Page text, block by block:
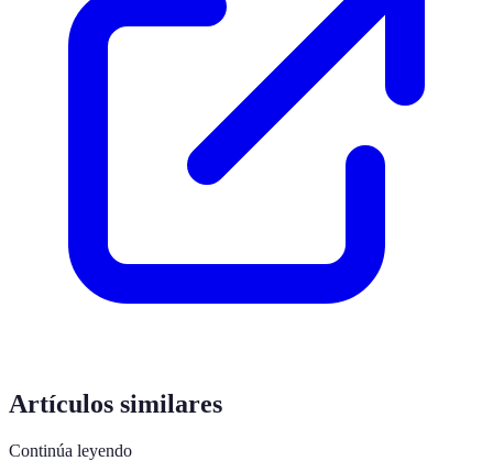
Artículos similares
Continúa leyendo